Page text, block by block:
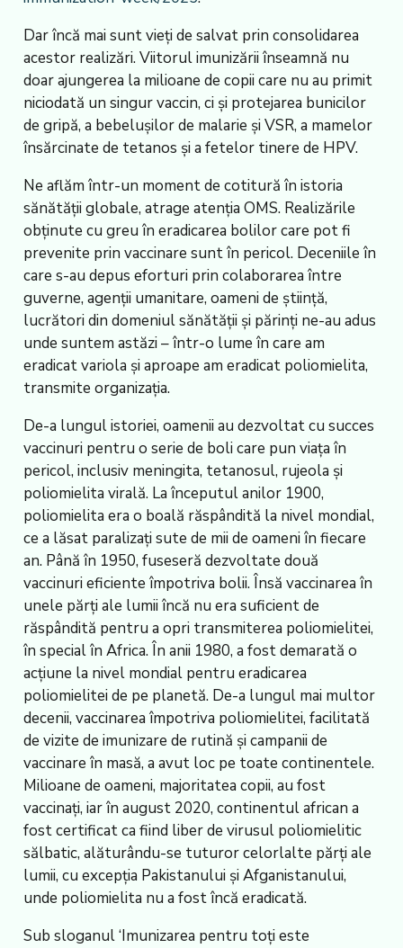
Dar încă mai sunt vieți de salvat prin consolidarea
acestor realizări. Viitorul imunizării înseamnă nu
doar ajungerea la milioane de copii care nu au primit
niciodată un singur vaccin, ci și protejarea bunicilor
de gripă, a bebelușilor de malarie și VSR, a mamelor
însărcinate de tetanos și a fetelor tinere de HPV.
Ne aflăm într-un moment de cotitură în istoria
sănătății globale, atrage atenția OMS. Realizările
obținute cu greu în eradicarea bolilor care pot fi
prevenite prin vaccinare sunt în pericol. Deceniile în
care s-au depus eforturi prin colaborarea între
guverne, agenții umanitare, oameni de știință,
lucrători din domeniul sănătății și părinți ne-au adus
unde suntem astăzi – într-o lume în care am
eradicat variola și aproape am eradicat poliomielita,
transmite organizația.
De-a lungul istoriei, oamenii au dezvoltat cu succes
vaccinuri pentru o serie de boli care pun viața în
pericol, inclusiv meningita, tetanosul, rujeola și
poliomielita virală. La începutul anilor 1900,
poliomielita era o boală răspândită la nivel mondial,
ce a lăsat paralizați sute de mii de oameni în fiecare
an. Până în 1950, fuseseră dezvoltate două
vaccinuri eficiente împotriva bolii. Însă vaccinarea în
unele părți ale lumii încă nu era suficient de
răspândită pentru a opri transmiterea poliomielitei,
în special în Africa. În anii 1980, a fost demarată o
acțiune la nivel mondial pentru eradicarea
poliomielitei de pe planetă. De-a lungul mai multor
decenii, vaccinarea împotriva poliomielitei, facilitată
de vizite de imunizare de rutină și campanii de
vaccinare în masă, a avut loc pe toate continentele.
Milioane de oameni, majoritatea copii, au fost
vaccinați, iar în august 2020, continentul african a
fost certificat ca fiind liber de virusul poliomielitic
sălbatic, alăturându-se tuturor celorlalte părți ale
lumii, cu excepția Pakistanului și Afganistanului,
unde poliomielita nu a fost încă eradicată.
Sub sloganul ‘Imunizarea pentru toți este